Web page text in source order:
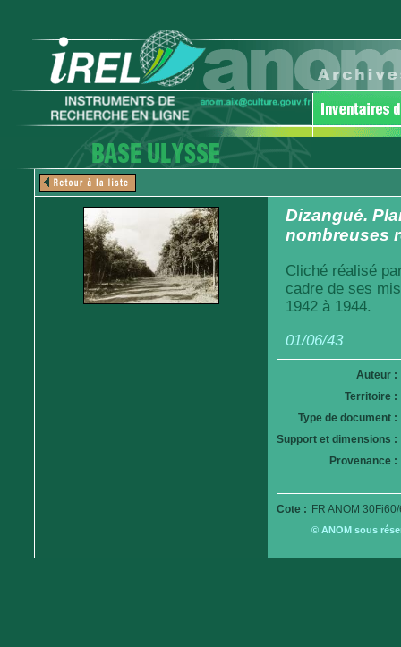
Dizangué.
nombreuses
Cliché réalisé
cadre de ses
1942 à 1944.
01/06/43
Auteur :
Territoire :
Type de document :
Support et dimensions :
Provenance :
Cote : FR ANOM
© ANOM sous